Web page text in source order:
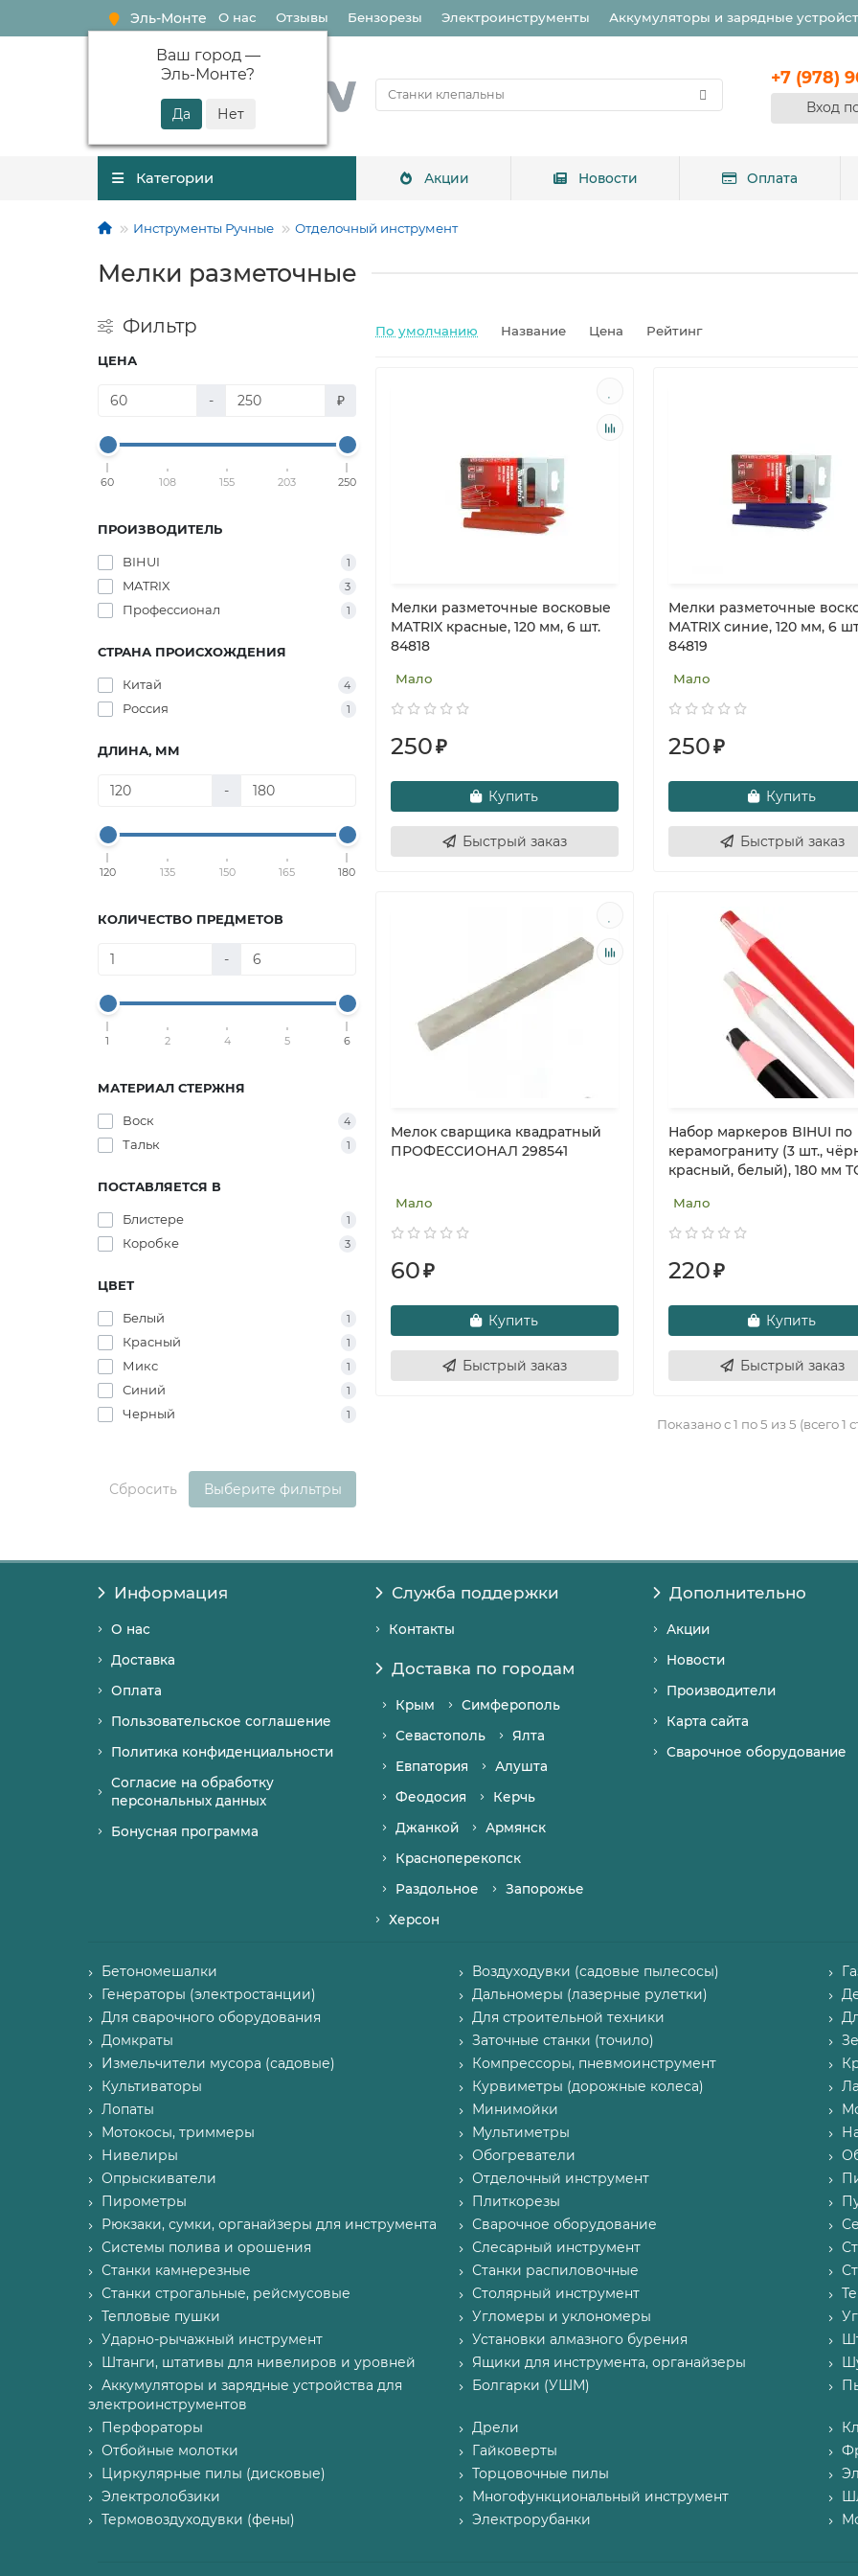
Эль-Монте
Ваш город —
Эль-Монте?
О нас Отзывы Бензорезы Электроинструменты Аккумуляторы и зарядные
+7 (978)
Вход
Категории Акции Новости Оплата
Инструменты Ручные Отделочный инструмент
Мелки разметочные
Фильтр
ЦЕНА
- ₽
60 108 155 203 250
ПРОИЗВОДИТЕЛЬ
BIHUI 1
MATRIX 3
Профессионал 1
СТРАНА ПРОИСХОЖДЕНИЯ
Китай 4
Россия 1
ДЛИНА, ММ
-
120 135 150 165 180
КОЛИЧЕСТВО ПРЕДМЕТОВ
-
1 2 4 5 6
МАТЕРИАЛ СТЕРЖНЯ
Воск 4
Тальк 1
ПОСТАВЛЯЕТСЯ В
Блистере 1
Коробке 3
ЦВЕТ
Белый 1
Красный 1
Микс 1
Синий 1
Черный 1
Сбросить Выберите фильтры
По умолчанию Название Цена Рейтинг
Мелки разметочные восковые
MATRIX красные, 120 мм, 6 шт.
84818
Мало
250₽
Купить
Быстрый заказ
Мелки разметочные
MATRIX синие, 120 мм, 6
84819
Мало
250₽
Купить
Быстрый заказ
Мелок сварщика квадратный
ПРОФЕССИОНАЛ 298541
Мало
60₽
Купить
Быстрый заказ
Набор маркеров BIHUI по
керамограниту (3 шт.,
красный, белый), 180 мм
Мало
220₽
Купить
Быстрый заказ
Показано с 1 по 5 из 5 (всего 1
Информация
О нас
Доставка
Оплата
Пользовательское соглашение
Политика конфиденциальности
Согласие на обработку
персональных данных
Бонусная программа
Служба поддержки
Контакты
Доставка по городам
Крым
Симферополь
Севастополь
Ялта
Евпатория
Алушта
Феодосия
Керчь
Джанкой
Армянск
Красноперекопск
Раздольное
Запорожье
Херсон
Дополнительно
Акции
Новости
Производители
Карта сайта
Сварочное оборудование
Бетономешалки Воздуходувки (садовые пылесосы)
Генераторы (электростанции)
Дальномеры (лазерные рулетки)
Для сварочного оборудования
Для строительной техники
Домкраты
Заточные станки (точило)
Измельчители мусора (садовые)
Компрессоры, пневмоинструмент
Культиваторы
Курвиметры (дорожные колеса)
Лопаты
Минимойки
Мотокосы, триммеры
Мультиметры
Нивелиры
Обогреватели
Опрыскиватели
Отделочный инструмент
Пирометры
Плиткорезы
Рюкзаки, сумки, органайзеры для инструмента
Сварочное оборудование
Системы полива и орошения
Слесарный инструмент
Станки камнерезные
Станки распиловочные
Станки строгальные, рейсмусовые
Столярный инструмент
Тепловые пушки
Угломеры и уклономеры
Ударно-рычажный инструмент
Установки алмазного бурения
Штанги, штативы для нивелиров и уровней
Ящики для инструмента, органайзеры
Аккумуляторы и зарядные устройства для
электроинструментов
Болгарки (УШМ)
Перфораторы Дрели
Отбойные молотки
Гайковерты
Циркулярные пилы (дисковые)
Торцовочные пилы
Электролобзики
Многофункциональный инструмент
Термовоздуходувки (фены)
Электрорубанки